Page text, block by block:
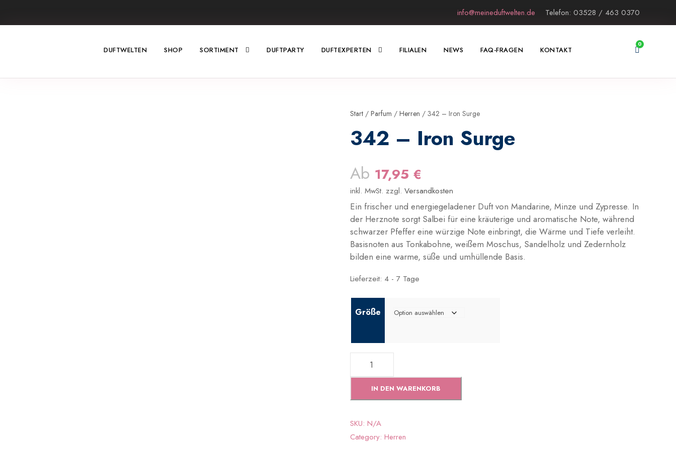
info@meineduftwelten.de Telefon: 03528 / 463 0370
DUFTWELTEN SHOP SORTIMENT DUFTPARTY DUFTEXPERTEN FILIALEN NEWS FAQ-FRAGEN KONTAKT
0
Start / Parfum / Herren / 342 – Iron Surge
342 – Iron Surge
Ab 17,95 €
inkl. MwSt. zzgl. Versandkosten
Ein frischer und energiegeladener Duft von Mandarine, Minze und Zypresse. In
der Herznote sorgt Salbei für eine kräuterige und aromatische Note, während
schwarzer Pfeffer eine würzige Note einbringt, die Wärme und Tiefe verleiht.
Basisnoten aus Tonkabohne, weißem Moschus, Sandelholz und Zedernholz
bilden eine warme, süße und umhüllende Basis.
Lieferzeit: 4 - 7 Tage
Größe
r
o
IN DEN WARENKORB
SKU: N/A
Category: Herren